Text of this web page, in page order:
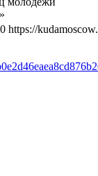
https://